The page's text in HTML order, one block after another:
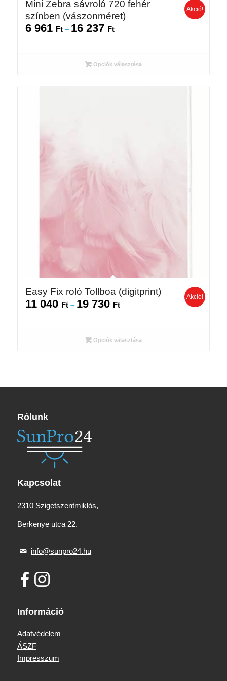
Mini Zebra sávroló 720 fehér
színben (vászonméret)
6 961 Ft – 16 237 FtÁrtartomány:
-
Akció!
Opciók választása
Easy Fix roló Tollboa (digitprint)
11 040 Ft – 19 730 FtÁrtartomány:
-
Akció!
Opciók választása
Rólunk
Kapcsolat
2310 Szigetszentmiklós,
Berkenye utca 22.
info@sunpro24.hu
Információ
Adatvédelem
ÁSZF
Impresszum